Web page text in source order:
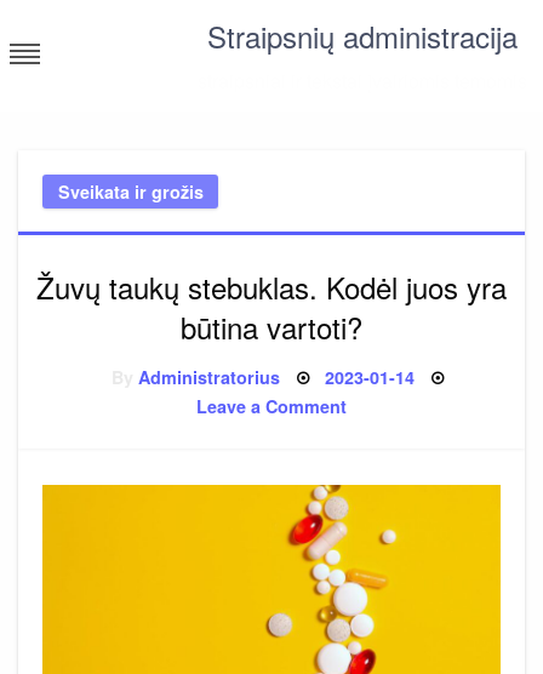
to
content
Straipsnių administracija
Sveikata ir grožis
Žuvų taukų stebuklas. Kodėl juos yra
būtina vartoti?
Administratorius Posted
2023-01-14
Leave a Commenton
juos
yra
būtina
vartoti?